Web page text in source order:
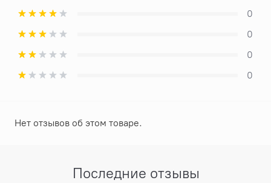
0
0
0
0
Нет отзывов об этом товаре.
Последние отзывы